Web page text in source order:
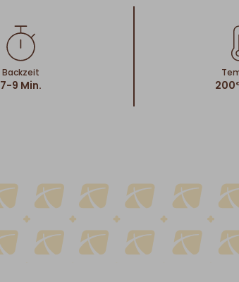
Backzeit
7-9 Min.